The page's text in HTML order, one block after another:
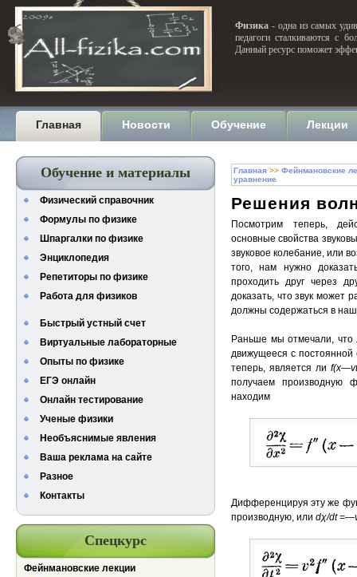
Физика - одна из самых
педагоги сталкиваются с
Данный ресурс поможет
Главная Новости Обучение Лекции
Обучение и материалы
Физический справочник
Формулы по физике
Шпаргалки по физике
Энциклопедия
Репетиторы по физике
Работа для физиков
Быстрый устный счет
Виртуальные лабораторные
Опыты по физике
ЕГЭ онлайн
Онлайн тестирование
Ученые физики
Необъяснимые явления
Ваша реклама на сайте
Разное
Контакты
Спецкурс
Фейнмановские лекции
Главная >> Фейнмановские
уравнение
Решения
Посмотрим теперь,
основные свойства
звуковое колебание, или
того, нам нужно
проходить друг через
доказать, что звук может
должны содержаться в
Раньше мы отмечали,
движущееся с
теперь, является ли f(x—vt
получаем производную
находим
Дифференцируя эту же
производную, или dχ/dt=—